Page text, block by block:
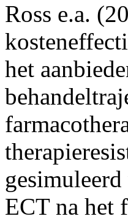
Ross e.a.
het
ECT na het